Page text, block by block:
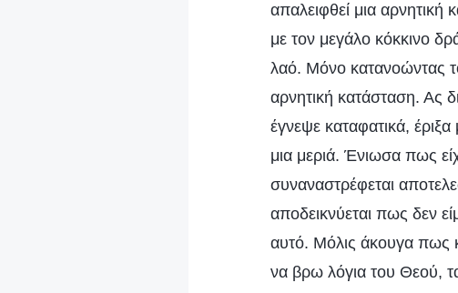
απαλειφθεί μια
με τον μεγάλο κόκκινο
λαό. Μόνο κατανοώντας
αρνητική κατάσταση. Ας
έγνεψε καταφατικά,
μια μεριά. Ένιωσα πως
συναναστρέφεται
αποδεικνύεται πως δεν
αυτό. Μόλις άκουγα πως
να βρω λόγια του Θεού,